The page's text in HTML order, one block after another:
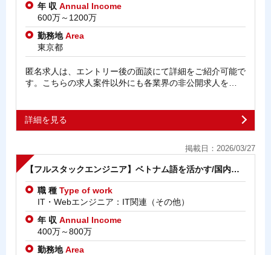
年 収 Annual Income
600万～1200万
勤務地Area
東京都
匿名求人は、エントリー後の面談にて詳細をご紹介可能で
す。こちらの求人案件以外にも各業界の非公開求人を…
詳細を見る
掲載日：2026/03/27
【フルスタックエンジニア】ベトナム語を活かす/国内…
職 種 Type of work
IT・Webエンジニア：IT関連（その他）
年 収 Annual Income
400万～800万
勤務地Area